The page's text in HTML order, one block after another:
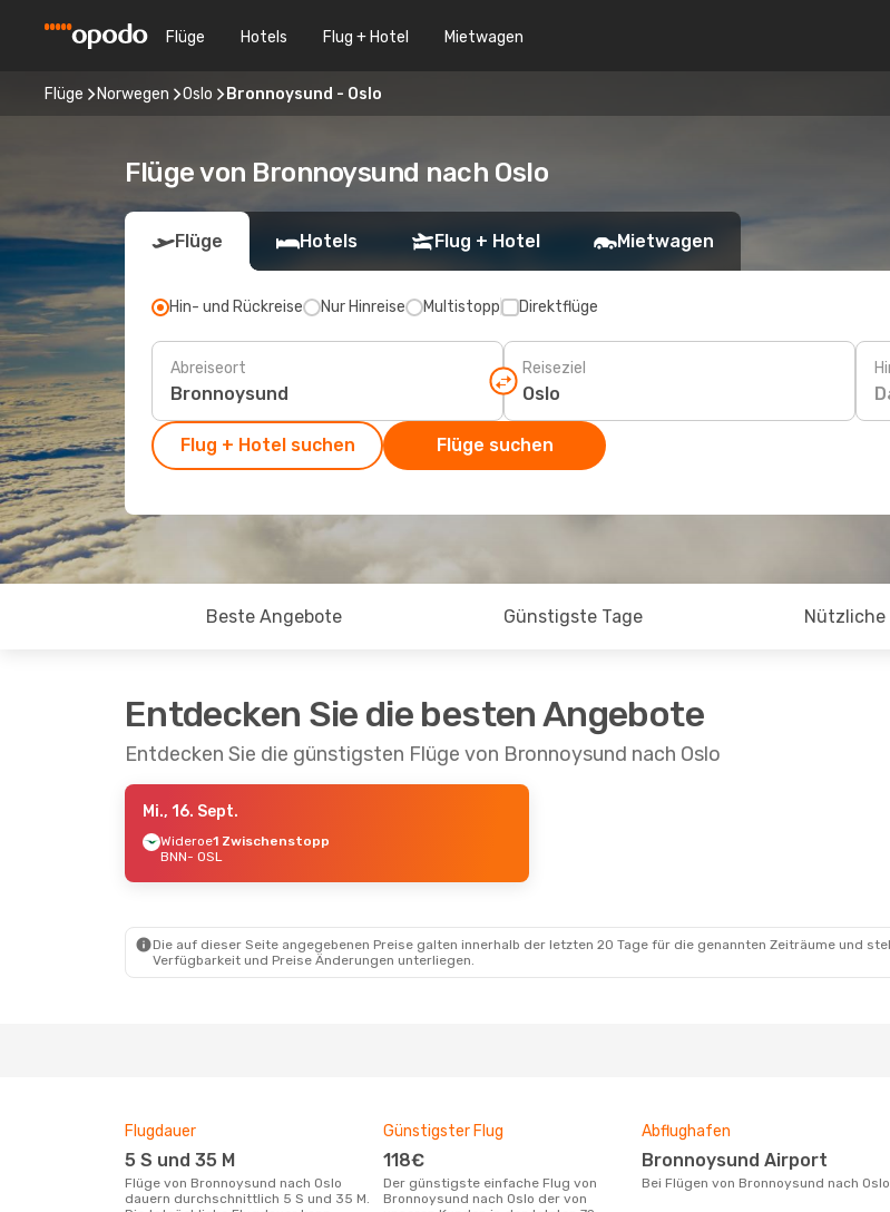
Flüge Hotels Flug + Hotel Mietwagen
Flüge Norwegen Oslo Bronnoysund - Oslo
Flüge von Bronnoysund nach Oslo
Flüge Hotels Flug + Hotel Mietwagen
Hin- und Rückreise Nur Hinreise Multistopp Direktflüge
Abreiseort Reiseziel
Flug + Hotel suchen Flüge suchen
Beste Angebote Günstigste Tage Nützliche
Entdecken Sie die besten Angebote
Entdecken Sie die günstigsten Flüge von Bronnoysund nach Oslo
Mi., 16. Sept.
Wideroe1 Zwischenstopp
BNN- OSL
Die auf dieser Seite angegebenen Preise galten innerhalb der letzten 20 Tage für die genannten Zeiträume und
Verfügbarkeit und Preise Änderungen unterliegen.
Flugdauer
5 S und 35 M
Flüge von Bronnoysund nach Oslo
dauern durchschnittlich 5 S und 35 M.
Günstigster Flug
118€
Der günstigste einfache Flug von
Bronnoysund nach Oslo der von
Abflughafen
Bronnoysund Airport
Bei Flügen von Bronnoysund nach Oslo